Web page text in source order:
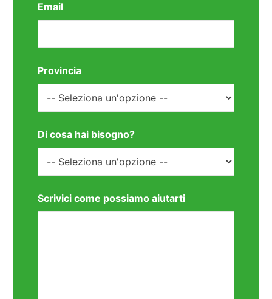
Email
Provincia
Di cosa hai bisogno?
Scrivici come possiamo aiutarti